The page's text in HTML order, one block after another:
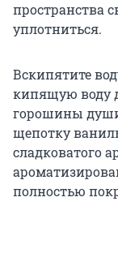
пространства
уплотниться.
Вскипятите
кипящую воду
горошины
щепотку
сладковатого
полностью